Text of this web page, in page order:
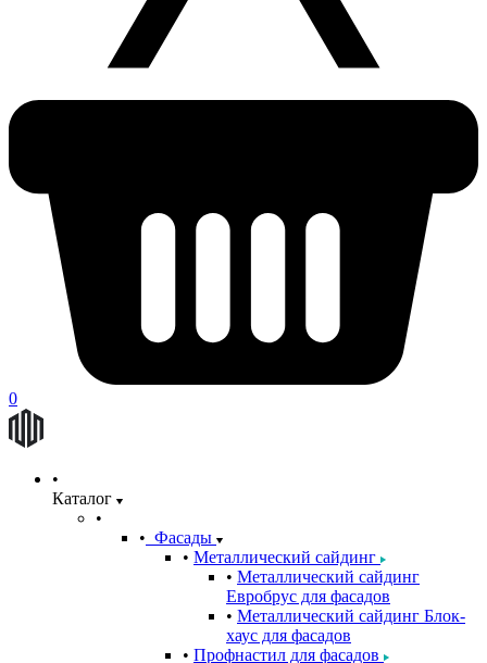
0
Каталог
Фасады
Металлический сайдинг
Металлический сайдинг
Евробрус для фасадов
Металлический сайдинг Блок-
хаус для фасадов
Профнастил для фасадов